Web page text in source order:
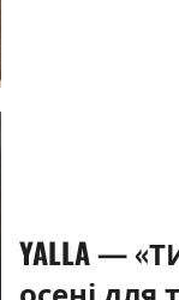
YALLA —